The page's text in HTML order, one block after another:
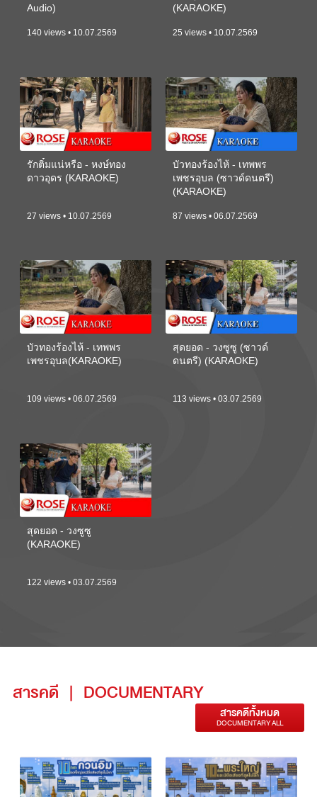
Audio)
140 views • 10.07.2569
(KARAOKE)
25 views • 10.07.2569
รักติ๋มแน่หรือ - หงษ์ทอง
ดาวอุดร (KARAOKE)
27 views • 10.07.2569
บัวทองร้องไห้ - เทพพร
เพชรอุบล (ซาวด์ดนตรี)
(KARAOKE)
87 views • 06.07.2569
บัวทองร้องไห้ - เทพพร
เพชรอุบล(KARAOKE)
109 views • 06.07.2569
สุดยอด - วงซูซู (ซาวด์
ดนตรี) (KARAOKE)
113 views • 03.07.2569
สุดยอด - วงซูซู
(KARAOKE)
122 views • 03.07.2569
สารคดี | DOCUMENTARY
สารคดีทั้งหมด
DOCUMENTARY ALL